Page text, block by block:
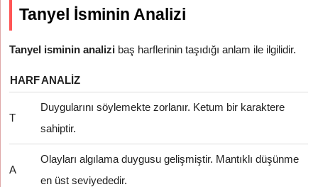
Tanyel İsminin Analizi
Tanyel isminin analizi baş harflerinin taşıdığı anlam ile ilgilidir.
HARFANALIZ
T
Duygularını söylemekte zorlanır. Ketum bir karaktere
sahiptir.
A
Olayları algılama duygusu gelişmiştir. Mantıklı düşünme
en üst seviyededir.